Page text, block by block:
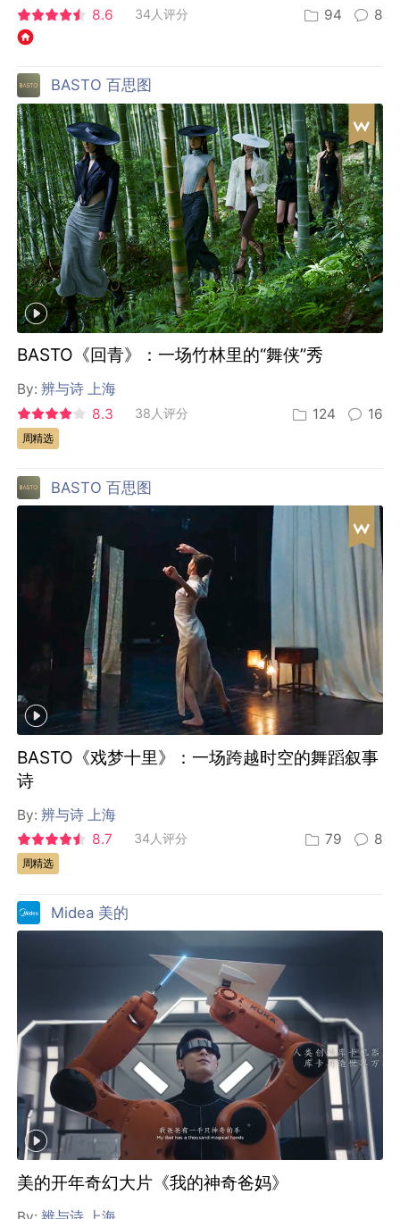
8.6
34人评分 94 8
BASTO 百思图
BASTO《回青》：一场竹林里的“舞侠”秀
By:辨与诗 上海
8.3
38人评分 124 16
周精选
BASTO 百思图
BASTO《戏梦十里》：一场跨越时空的舞蹈叙事
诗
By:辨与诗 上海
8.7
34人评分 79 8
周精选
Midea 美的
美的开年奇幻大片《我的神奇爸妈》